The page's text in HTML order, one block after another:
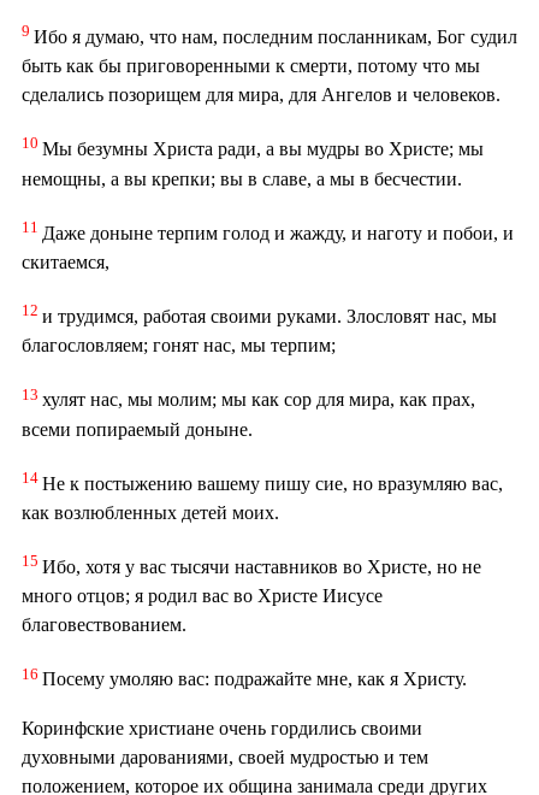
9 Ибо я думаю, что нам, последним посланникам, Бог судил
быть как бы приговоренными к смерти, потому что мы
сделались позорищем для мира, для Ангелов и человеков.
10 Мы безумны Христа ради, а вы мудры во Христе; мы
немощны, а вы крепки; вы в славе, а мы в бесчестии.
11 Даже доныне терпим голод и жажду, и наготу и побои, и
скитаемся,
12 и трудимся, работая своими руками. Злословят нас, мы
благословляем; гонят нас, мы терпим;
13 хулят нас, мы молим; мы как сор для мира, как прах,
всеми попираемый доныне.
14 Не к постыжению вашему пишу сие, но вразумляю вас,
как возлюбленных детей моих.
15 Ибо, хотя у вас тысячи наставников во Христе, но не
много отцов; я родил вас во Христе Иисусе
благовествованием.
16 Посему умоляю вас: подражайте мне, как я Христу.
Коринфские христиане очень гордились своими
духовными дарованиями, своей мудростью и тем
положением, которое их община занимала среди других